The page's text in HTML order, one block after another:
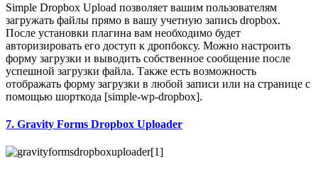
Simple Dropbox Upload позволяет вашим пользователям
загружать файлы прямо в вашу учетную запись dropbox.
После установки плагина вам необходимо будет
авторизировать его доступ к дропбоксу. Можно настроить
форму загрузки и выводить собственное сообщение после
успешной загрузки файла. Также есть возможность
отображать форму загрузки в любой записи или на странице с
помощью шорткода [simple-wp-dropbox].
7. Gravity Forms Dropbox Uploader